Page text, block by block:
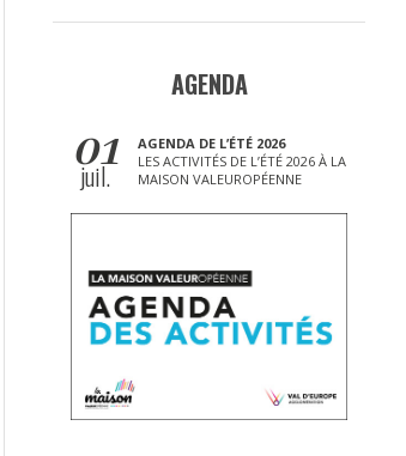
AGENDA
01
juil.
AGENDA DE L’ÉTÉ 2026
LES ACTIVITÉS DE L’ÉTÉ 2026 À LA
MAISON VALEUROPÉENNE